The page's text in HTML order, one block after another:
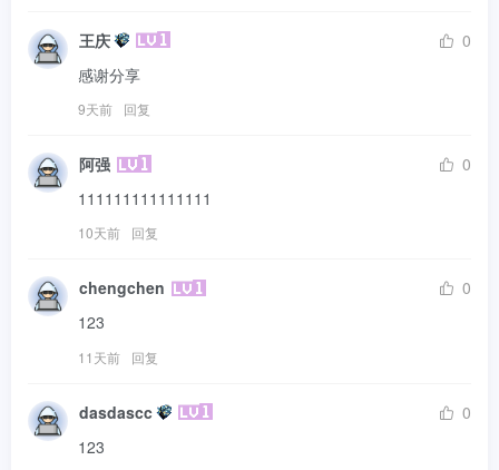
王庆
0
感谢分享
9天前 回复
阿强
0
111111111111111
10天前 回复
chengchen
0
123
11天前 回复
dasdascc
0
123